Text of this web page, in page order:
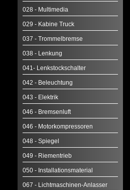
028 - Multimedia
029 - Kabine Truck
037 - Trommelbremse
038 - Lenkung
041- Lenkstockschalter
042 - Beleuchtung
043 - Elektrik
046 - Bremsenluft
046 - Motorkompressoren
048 - Spiegel
049 - Riementrieb
050 - Installationsmaterial
067 - Lichtmaschinen-Anlasser